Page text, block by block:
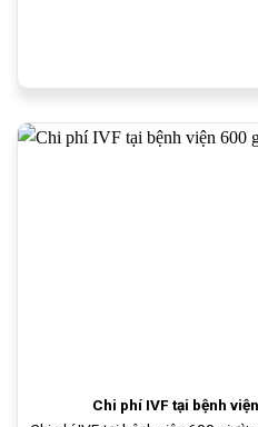
Chi phí IVF tại bệnh